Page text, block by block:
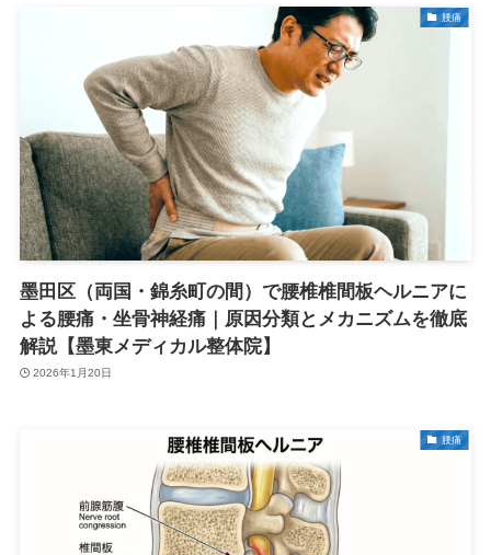
腰痛
墨田区（両国・錦糸町の間）で腰椎椎間板ヘルニアに
よる腰痛・坐骨神経痛｜原因分類とメカニズムを徹底
解説【墨東メディカル整体院】
2026年1月20日
腰痛